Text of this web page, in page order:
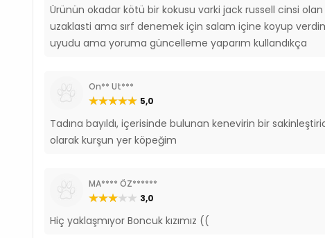
Ürünün okadar kötü bir kokusu varki jack russell cinsi
uzaklasti ama sırf denemek için salam içine koyup
uyudu ama yoruma güncelleme yaparım kullandıkça
On** Ut***
5,0
Tadına bayıldı, içerisinde bulunan kenevirin bir
olarak kurşun yer köpeğim
MA**** ÖZ******
3,0
Hiç yaklaşmıyor Boncuk kızımız ((